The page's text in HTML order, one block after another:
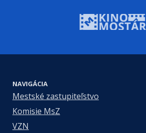
NAVIGÁCIA
Mestské zastupiteľstvo
Komisie MsZ
VZN